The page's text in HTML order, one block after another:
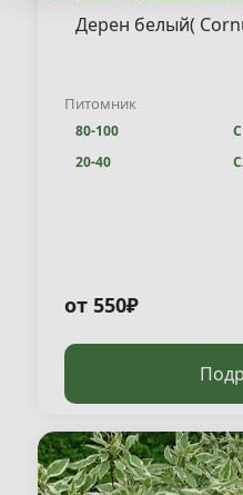
Дерен белый(
Питомник
80-100
20-40
от 550₽